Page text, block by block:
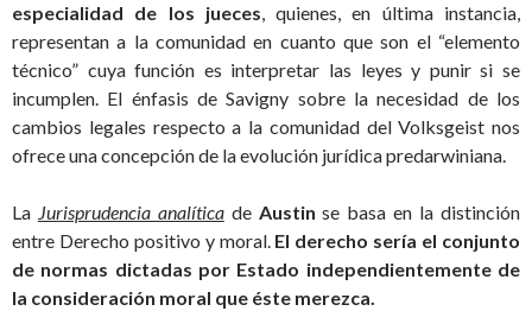
especialidad de los jueces, quienes, en última instancia,
representan a la comunidad en cuanto que son el “elemento
técnico” cuya función es interpretar las leyes y punir si se
incumplen. El énfasis de Savigny sobre la necesidad de los
cambios legales respecto a la comunidad del Volksgeist nos
ofrece una concepción de la evolución jurídica predarwiniana.
La Jurisprudencia analítica de Austin se basa en la distinción
entre Derecho positivo y moral. El derecho sería el conjunto
de normas dictadas por Estado independientemente de
la consideración moral que éste merezca.